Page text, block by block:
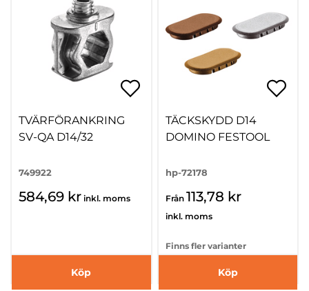
TVÄRFÖRANKRING
SV-QA D14/32
749922
584,69 kr inkl. moms
Köp
TÄCKSKYDD D14
DOMINO FESTOOL
hp-72178
Från 113,78 kr
inkl. moms
Finns fler varianter
Köp